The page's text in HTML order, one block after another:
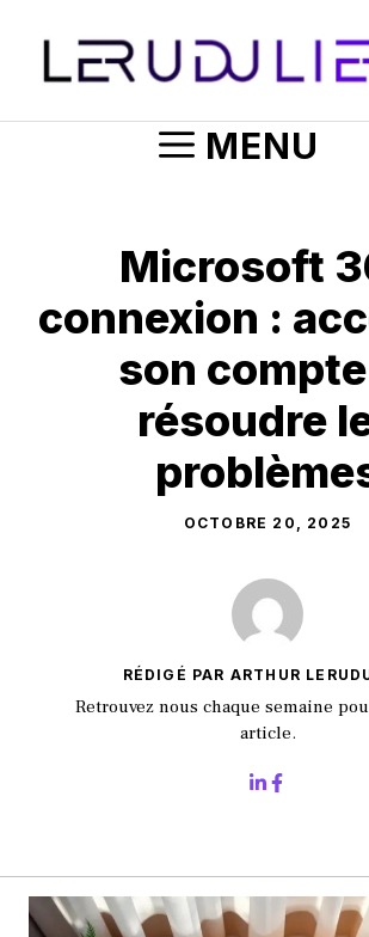
contenu
MENU
Microsoft
connexion :
son
résoudre
OCTOBRE 20, 2025
RÉDIGÉ PAR ARTHUR
Retrouvez nous chaque semaine
article.